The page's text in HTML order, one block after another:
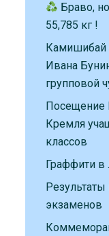
Браво,
55,785 кг !
Камишибай
Ивана
групповой
Посещение
Кремля
классов
Граффити в
экзаменов